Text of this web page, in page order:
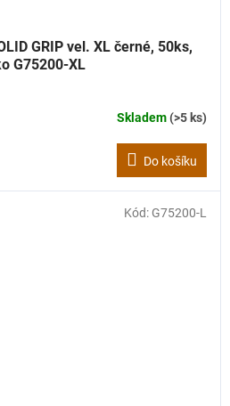
GRIP vel. XL černé, 50ks,
G75200-XL
Skladem(>5 ks)
Do košíku
Kód: G75200-L